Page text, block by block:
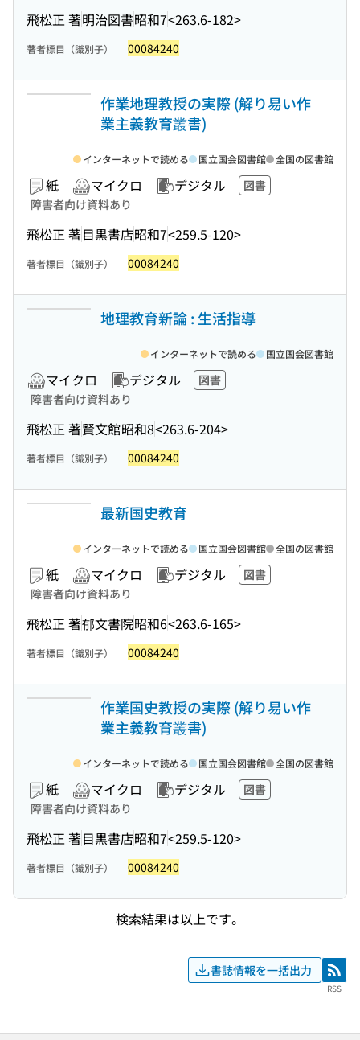
飛松正 著明治図書昭和7<263.6-182>
著者標目（識別子） 00084240
作業地理教授の実際 (解り易い作
業主義教育叢書)
紙 マイクロ デジタル
図書
障害者向け資料あり
飛松正 著目黒書店昭和7<259.5-120>
インターネットで読める 国立国会図書館 全国の図書館
著者標目（識別子） 00084240
地理教育新論 : 生活指導
マイクロ デジタル
図書
障害者向け資料あり
飛松正 著賢文館昭和8<263.6-204>
インターネットで読める 国立国会図書館
著者標目（識別子） 00084240
最新国史教育
紙 マイクロ デジタル
図書
障害者向け資料あり
飛松正 著郁文書院昭和6<263.6-165>
インターネットで読める 国立国会図書館 全国の図書館
著者標目（識別子） 00084240
作業国史教授の実際 (解り易い作
業主義教育叢書)
紙 マイクロ デジタル
図書
障害者向け資料あり
飛松正 著目黒書店昭和7<259.5-120>
インターネットで読める 国立国会図書館 全国の図書館
著者標目（識別子） 00084240
検索結果は以上です。
書誌情報を一括出力 RSS
RSS